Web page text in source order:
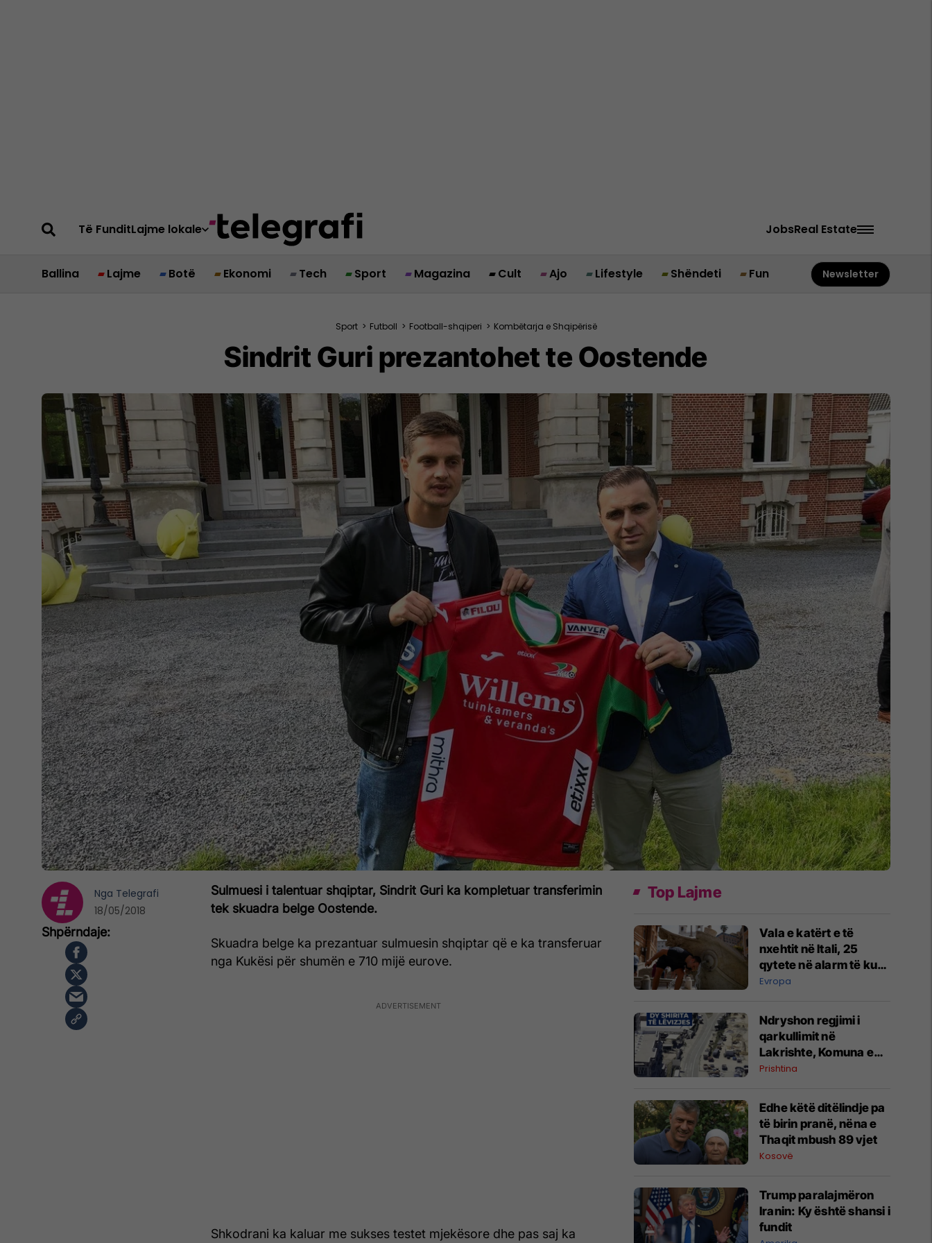
Të FunditLajme lokale JobsReal Estate
Ballina Lajme Botë Ekonomi Tech Sport Magazina Cult Ajo Lifestyle Shëndeti Fun Newsletter
Sport > Futboll > Football-shqiperi > Kombëtarja e Shqipërisë
Sindrit Guri prezantohet te Oostende
Sulmuesi i talentuar shqiptar, Sindrit Guri ka kompletuar transferimin
tek skuadra belge Oostende.
Skuadra belge ka prezantuar sulmuesin shqiptar që e ka transferuar
nga Kukësi për shumën e 710 mijë eurove.
Shkodrani ka kaluar me sukses testet mjekësore dhe pas saj ka
Nga Telegrafi
18/05/2018
Top Lajme
Vala e katërt e të
nxehtit në Itali, 25
qytete në alarm të kuq
- probleme me
Evropa
Ndryshon regjimi i
qarkullimit në
Lakrishte, Komuna e
Prishtinës ofron
Prishtina
Edhe këtë ditëlindje pa
të birin pranë, nëna e
Thaqit mbush 89 vjet
Kosovë
Trump paralajmëron
Iranin: Ky është shansi i
fundit